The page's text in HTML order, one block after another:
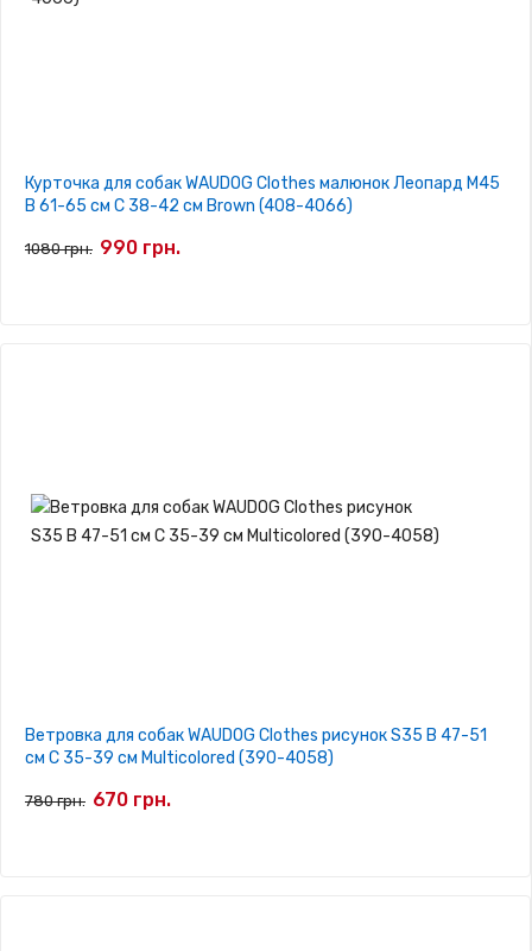
Курточка для собак WAUDOG Clothes малюнок Леопард M45
В 61-65 см С 38-42 см Brown (408-4066)
1080 грн. 990 грн.
Ветровка для собак WAUDOG Clothes рисунок S35 В 47-51
см С 35-39 см Multicolored (390-4058)
780 грн. 670 грн.